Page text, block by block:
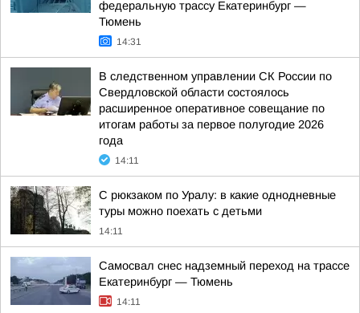
федеральную трассу Екатеринбург —
Тюмень
14:31
В следственном управлении СК России по
Свердловской области состоялось
расширенное оперативное совещание по
итогам работы за первое полугодие 2026
года
14:11
С рюкзаком по Уралу: в какие однодневные
туры можно поехать с детьми
14:11
Самосвал снес надземный переход на трассе
Екатеринбург — Тюмень
14:11